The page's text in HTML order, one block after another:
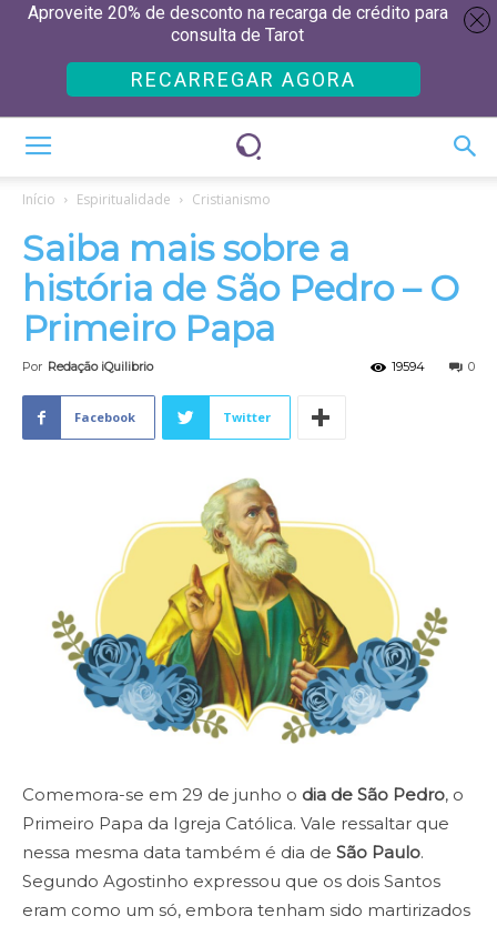
Início Espiritualidade Cristianismo
Saiba mais sobre a
história de São Pedro – O
Primeiro Papa
Por Redação iQuilibrio 0
19594
Facebook Twitter
Comemora-se em 29 de junho o dia de São Pedro, o
Primeiro Papa da Igreja Católica. Vale ressaltar que
nessa mesma data também é dia de São Paulo.
Segundo Agostinho expressou que os dois Santos
eram como um só, embora tenham sido martirizados
Aproveite 20% de desconto na recarga de crédito para
consulta de Tarot
RECARREGAR AGORA